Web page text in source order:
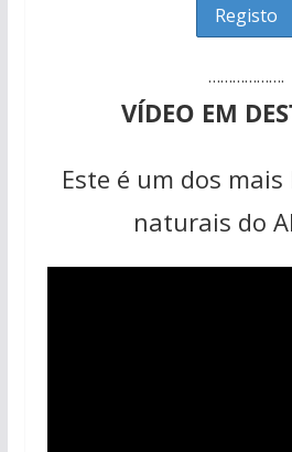
……………….
VÍDEO EM
Este é um dos
naturais do